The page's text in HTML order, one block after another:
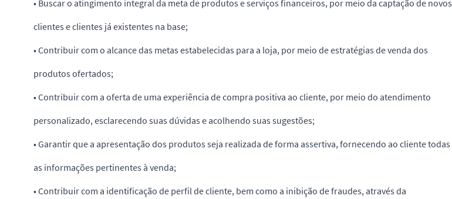
• Buscar o atingimento integral da meta de produtos e serviços financeiros, por meio da captação de novos
clientes e clientes já existentes na base;
• Contribuir com o alcance das metas estabelecidas para a loja, por meio de estratégias de venda dos
produtos ofertados;
• Contribuir com a oferta de uma experiência de compra positiva ao cliente, por meio do atendimento
personalizado, esclarecendo suas dúvidas e acolhendo suas sugestões;
• Garantir que a apresentação dos produtos seja realizada de forma assertiva, fornecendo ao cliente todas
as informações pertinentes à venda;
• Contribuir com a identificação de perfil de cliente, bem como a inibição de fraudes, através da